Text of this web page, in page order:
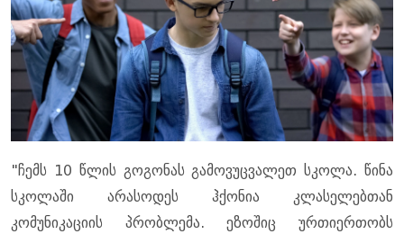
"ჩემს 10 წლის გოგონას გამოვუცვალეთ სკოლა. წინა
სკოლაში არასოდეს ჰქონია კლასელებთან
კომუნიკაციის პრობლემა. ეზოშიც ურთიერთობს